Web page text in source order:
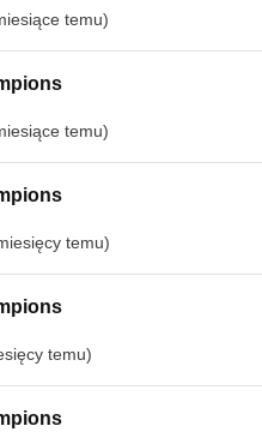
temu)
temu)
temu)
temu)